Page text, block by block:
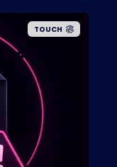
TOUCH